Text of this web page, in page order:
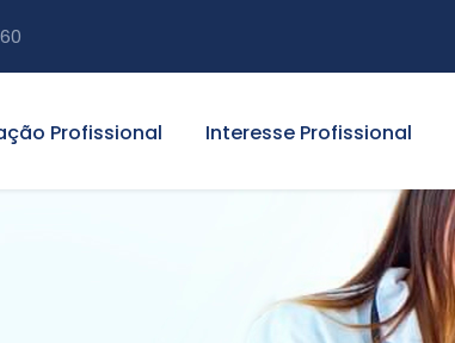
Profissional Interesse Profissional